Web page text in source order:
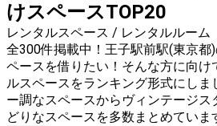
けスペースTOP20
レンタルスペース / レンタルルーム
全300件掲載中！王子駅前駅(東京都
ペースを借りたい！そんな方に向け
ルスペースをランキング形式にしま
ー調なスペースからヴィンテージス
どりなスペースを多数まとめていま